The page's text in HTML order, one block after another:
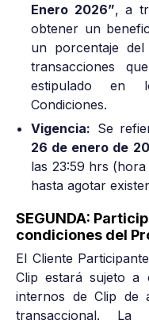
Enero 2026”, a
obtener un
un porcentaje
transacciones
estipulado en
Condiciones.
Vigencia: Se
26 de enero de
las 23:59 hrs
hasta agotar
SEGUNDA:
condiciones del
El Cliente
Clip estará sujeto a
internos de Clip de
transaccional. La